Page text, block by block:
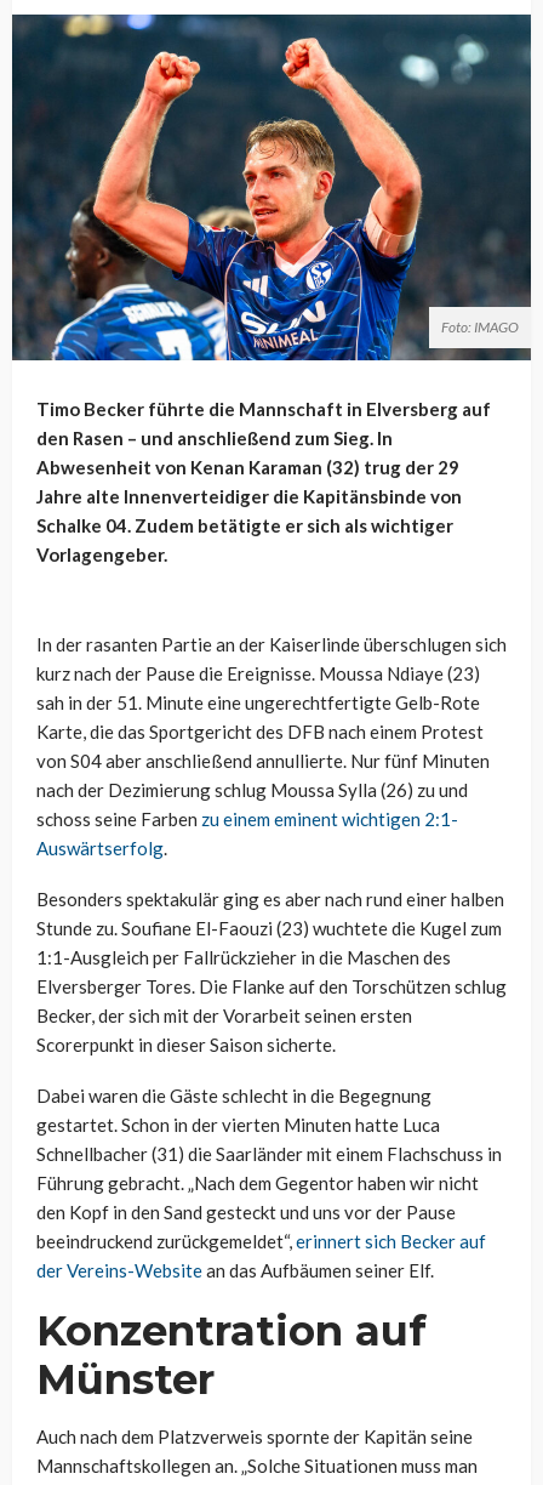
Foto: IMAGO
Timo Becker führte die Mannschaft in Elversberg auf
den Rasen – und anschließend zum Sieg. In
Abwesenheit von Kenan Karaman (32) trug der 29
Jahre alte Innenverteidiger die Kapitänsbinde von
Schalke 04. Zudem betätigte er sich als wichtiger
Vorlagengeber.
In der rasanten Partie an der Kaiserlinde überschlugen sich
kurz nach der Pause die Ereignisse. Moussa Ndiaye (23)
sah in der 51. Minute eine ungerechtfertigte Gelb-Rote
Karte, die das Sportgericht des DFB nach einem Protest
von S04 aber anschließend annullierte. Nur fünf Minuten
nach der Dezimierung schlug Moussa Sylla (26) zu und
schoss seine Farben zu einem eminent wichtigen 2:1-
Auswärtserfolg.
Besonders spektakulär ging es aber nach rund einer halben
Stunde zu. Soufiane El-Faouzi (23) wuchtete die Kugel zum
1:1-Ausgleich per Fallrückzieher in die Maschen des
Elversberger Tores. Die Flanke auf den Torschützen schlug
Becker, der sich mit der Vorarbeit seinen ersten
Scorerpunkt in dieser Saison sicherte.
Dabei waren die Gäste schlecht in die Begegnung
gestartet. Schon in der vierten Minuten hatte Luca
Schnellbacher (31) die Saarländer mit einem Flachschuss in
Führung gebracht. „Nach dem Gegentor haben wir nicht
den Kopf in den Sand gesteckt und uns vor der Pause
beeindruckend zurückgemeldet“,erinnert sich Becker auf
der Vereins-Websitean das Aufbäumen seiner Elf.
Konzentration auf
Münster
Auch nach dem Platzverweis spornte der Kapitän seine
Mannschaftskollegen an. „Solche Situationen muss man